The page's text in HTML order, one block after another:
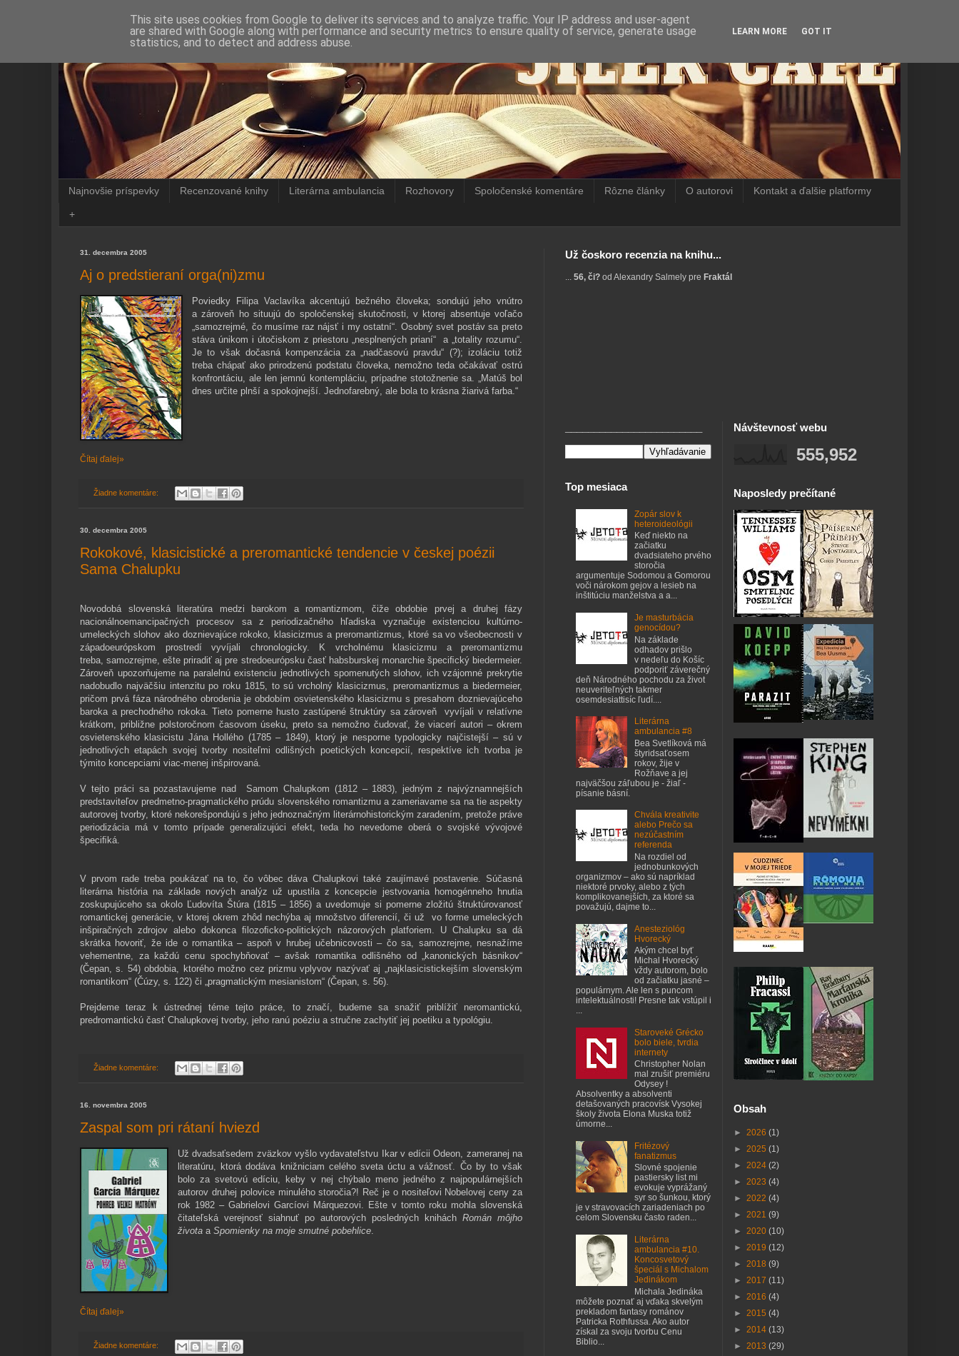
Najnovšie príspevky Recenzované knihy Literárna ambulancia Rozhovory Spoločenské komentáre Rôzne články O autorovi Kontakt a ďalšie platformy
+
31. decembra 2005
Aj o predstieraní orga(ni)zmu
Poviedky Filipa Vaclavíka akcentujú bežného človeka; sondujú jeho vnútro
a zároveň ho situujú do spoločenskej skutočnosti, v ktorej absentuje voľačo
„samozrejmé, čo musíme raz nájsť i my ostatní“. Osobný svet postáv sa preto
stáva únikom i útočiskom z priestoru „nespl­nených prianí“ a „totality rozumu“.
Je to však dočasná kompenzácia za „nadčasovú pravdu“ (?); izoláciu totiž
treba chápať ako prirodzenú podstatu človeka, nemožno teda očakávať ostrú
konfrontáciu, ale len jemnú kontempláciu, prípadne stotožnenie sa. „Matúš bol
dnes určite plnší a spokojnejší. Jednofarebný, ale bola to krásna žiarivá farba.“
Čítaj ďalej»
Žiadne komentáre:
30. decembra 2005
Rokokové, klasicistické a preromantické tendencie v českej poézii
Sama Chalupku
Novodobá slovenská literatúra medzi barokom a romantizmom, čiže obdobie prvej a druhej fázy
nacionálnoemancipačných procesov sa z periodizačného hľadiska vyznačuje existenciou kultúrno-
umeleckých slohov ako doznievajúce rokoko, klasicizmus a preromantizmus, ktoré sa vo všeobecnosti v
západoeurópskom prostredí vyvíjali chronologicky. K vrcholnému klasicizmu a preromantizmu
treba, samozrejme, ešte priradiť aj pre stredoeurópsku časť habsburskej monarchie špeciﬁcký biedermeier.
Zároveň upozorňujeme na paralelnú existenciu jednotlivých spomenutých slohov, ich vzájomné prekrytie
nadobudlo najväčšiu intenzitu po roku 1815, to sú vrcholný klasicizmus, preromantizmus a biedermeier,
pričom prvá fáza národného obrodenia je obdobím osvietenského klasicizmu s presahom doznievajúceho
baroka a prechodného rokoka. Tieto pomerne husto zastúpené štruktúry sa zároveň vyvíjali v relatívne
krátkom, približne polstoročnom časovom úseku, preto sa nemožno čudovať, že viacerí autori – okrem
osvietenského klasicistu Jána Hollého (1785 – 1849), ktorý je nesporne typologicky najčistejší – sú v
jednotlivých etapách svojej tvorby nositeľmi odlišných poetických koncepcií, respektíve ich tvorba je
týmito koncepciami viac-menej inšpirovaná.
V tejto práci sa pozastavujeme nad Samom Chalupkom (1812 – 1883), jedným z najvýznamnejších
predstaviteľov predmetno-pragmatického prúdu slovenského romantizmu a zameriavame sa na tie aspekty
autorovej tvorby, ktoré nekorešpondujú s jeho jednoznačným literárnohistorickým zaradením, pretože práve
periodizácia má v tomto prípade generalizujúci efekt, teda ho nevedome oberá o svojské vývojové
špeciﬁká.
V prvom rade treba poukázať na to, čo vôbec dáva Chalupkovi také zaujímavé postavenie. Súčasná
literárna história na základe nových analýz už upustila z koncepcie jestvovania homogénneho hnutia
zoskupujúceho sa okolo Ľudovíta Štúra (1815 – 1856) a uvedomuje si pomerne zložitú štruktúrovanosť
romantickej generácie, v ktorej okrem zhôd nechýba aj množstvo diferencií, či už vo forme umeleckých
inšpiračných zdrojov alebo dokonca ﬁlozoﬁcko-politických názorových platforiem. U Chalupku sa dá
skrátka hovoriť, že ide o romantika – aspoň v hrubej učebnicovosti – čo sa, samozrejme, nesnažíme
vehementne, za každú cenu spochybňovať – avšak romantika odlišného od „kanonických básnikov“
(Čepan, s. 54) obdobia, ktorého možno cez prizmu vplyvov nazývať aj „najklasicistickejším slovenským
romantikom“ (Čúzy, s. 122) či „pragmatickým mesianistom“ (Čepan, s. 56).
Prejdeme teraz k ústrednej téme tejto práce, to značí, budeme sa snažiť priblížiť neromantickú,
predromantickú časť Chalupkovej tvorby, jeho ranú poéziu a stručne zachytiť jej poetiku a typológiu.
Žiadne komentáre:
16. novembra 2005
Zaspal som pri rátaní hviezd
Už dvadsaťsedem zväzkov vyšlo vydavateľstvu Ikar v edícii Odeon, zameranej na
litera­túru, ktorá dodáva knižniciam celého sveta úctu a vážnosť. Čo by to však
bolo za svetovú edíciu, keby v nej chýbalo meno jedného z najpopulárnejších
autorov druhej polovice minu­lého storočia?! Reč je o nositeľovi Nobelovej ceny za
rok 1982 – Gabrielovi Garcíovi Már­quezovi. Ešte v tomto roku mohla slovenská
čitateľská verejnosť siahnuť po autorových po­sledných kniháchRomán môjho
života aSpomienky na moje smutné pobehlice.
Čítaj ďalej»
Žiadne komentáre:
Už čoskoro recenzia na knihu...
56, či? od Alexandry Salmely pre Fraktál
Top mesiaca
Zopár slov k
heteroideológii
Keď niekto na
začiatku
dvadsiateho prvého
storočia
argumentuje Sodomou a Gomorou
voči nárokom gejov a lesieb na
inštitúciu manželstva a a...
Je masturbácia
genocídou?
Na základe
odhadov prišlo
v nedeľu do Košíc
podporiť záverečný
deň Národného pochodu za život
neuveriteľných takmer
osemdesiattisíc ľudí....
Literárna
ambulancia #8
Bea Svetlíková má
štyridsaťosem
rokov, žije v
Rožňave a jej
najväčšou záľubou je - žiaľ -
písanie básní.
Chvála kreativite
alebo Prečo sa
nezúčastním
referenda
Na rozdiel od
jednobunkových
organizmov – ako sú napríklad
niektoré prvoky, alebo z tých
komplikovanejších, za ktoré sa
považujú, dajme to...
Anesteziológ
Hvorecký
Akým chcel byť
Michal Hvorecký
vždy autorom, bolo
od začiatku jasné –
populárnym. Ale len s puncom
intelektuálnosti! Presne tak vstúpil i
...
Staroveké Grécko
bolo biele, tvrdia
internety
Christopher Nolan
mal zrušiť premiéru
Odysey !
Absolventky a absolventi
detašovaných pracovísk Vysokej
školy života Elona Muska totiž
úmorne...
Fritézový
fanatizmus
Slovné spojenie
pastiersky list mi
evokuje vyprážaný
syr so šunkou, ktorý
je v stravovacích zariadeniach po
celom Slovensku často raden...
Literárna
ambulancia #10.
Koncosvetový
špeciál s Michalom
Jedinákom
Michala Jedináka
môžete poznať aj vďaka skvelým
prekladom fantasy románov
Patricka Rothfussa. Ako autor
získal za svoju tvorbu Cenu
Biblio...
Návštevnosť webu
555,952
Naposledy prečítané
Obsah
► 2026 (1)
► 2025 (1)
► 2024 (2)
► 2023 (4)
► 2022 (4)
► 2021 (9)
► 2020 (10)
► 2019 (12)
► 2018 (9)
► 2017 (11)
► 2016 (4)
► 2015 (4)
► 2014 (13)
► 2013 (29)
This site uses cookies from Google to deliver its services and to analyze traffic. Your IP address and user-agent
are shared with Google along with performance and security metrics to ensure quality of service, generate usage
statistics, and to detect and address abuse.
LEARN MORE GOT IT